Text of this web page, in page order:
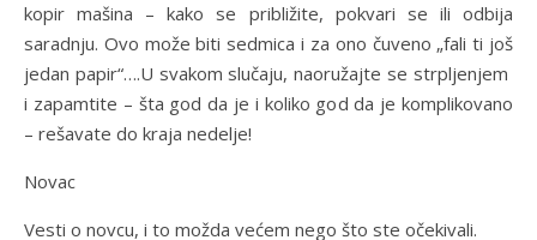
kopir mašina – kako se približite, pokvari se ili odbija
saradnju. Ovo može biti sedmica i za ono čuveno „fali ti još
jedan papir“….U svakom slučaju, naoružajte se strpljenjem
i zapamtite – šta god da je i koliko god da je komplikovano
– rešavate do kraja nedelje!
Novac
Vesti o novcu, i to možda većem nego što ste očekivali.